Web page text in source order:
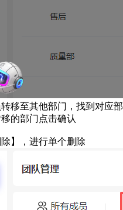
移至其他部门，找到对应部
的部门点击确认
】，进行单个删除